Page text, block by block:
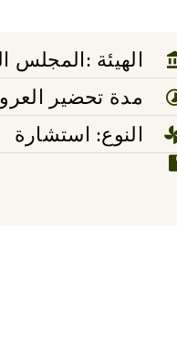
الهيئة :المجلس
مدة تحضير العروض :
النوع: استشارة